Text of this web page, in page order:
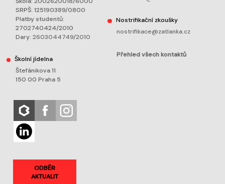
SRPŠ: 125190389/0800
Platby studentů:
2702740424/2010
Dary: 2603044749/2010
Školní jídelna
Štefánikova 11
150 00 Praha 5
ODBĚR
AKTUALIT
Nostrifikační zkoušky
nostrifikace@zatlanka.cz
Přehled všech kontaktů